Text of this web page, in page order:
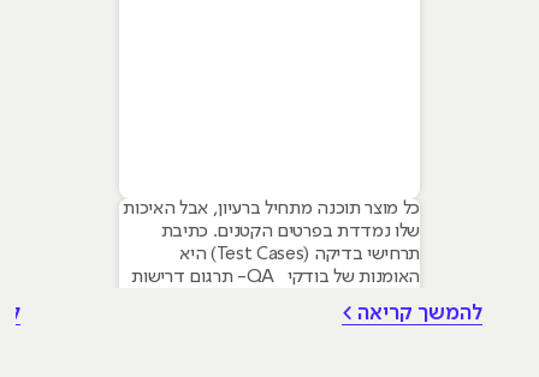
כל מוצר תוכנה מתחיל ברעיון, אבל האיכות
שלו נמדדת בפרטים הקטנים. כתיבת
תרחישי בדיקה (Test Cases) היא
האומנות של בודקי QA- תרגום דרישות
מדויקות, שנועדו להכשיל את המערכת או
להמשך קריאה >